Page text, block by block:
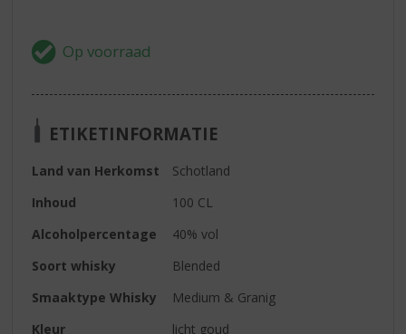
ETIKETINFORMATIE
Land van Herkomst
Schotland
Inhoud
100 CL
Alcoholpercentage
40% vol
Soort whisky
Blended
Smaaktype Whisky
Medium & Granig
Kleur
licht goud